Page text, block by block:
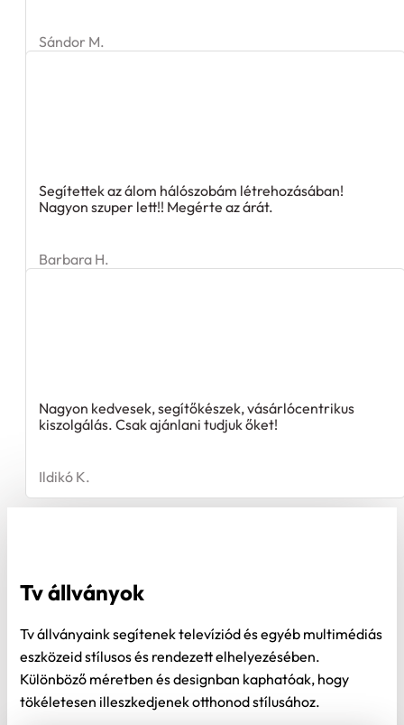
Sándor M.
Segítettek az álom hálószobám létrehozásában!
Nagyon szuper lett!! Megérte az árát.
Barbara H.
Nagyon kedvesek, segítőkészek, vásárlócentrikus
kiszolgálás. Csak ajánlani tudjuk őket!
Ildikó K.
Tv állványok
Tv állványaink segítenek televíziód és egyéb multimédiás
eszközeid stílusos és rendezett elhelyezésében.
Különböző méretben és designban kaphatóak, hogy
tökéletesen illeszkedjenek otthonod stílusához.